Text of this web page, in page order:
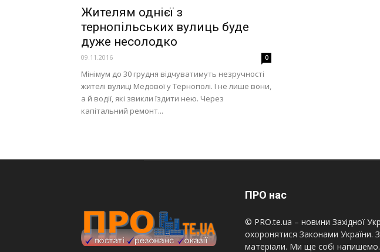
Жителям однієї з
тернопільських вулиць буде
дуже несолодко
09.11.2016 0
Мінімум до 30 грудня відчуватимуть незручності
жителі вулиці Медової у Тернополі. І не лише вони,
а й водії, які звикли їздити нею. Через
капітальний ремонт...
ПРО нас
© PRO.te.ua – новини Західної
охоронятися Законами України.
матеріали. Ми ще собі